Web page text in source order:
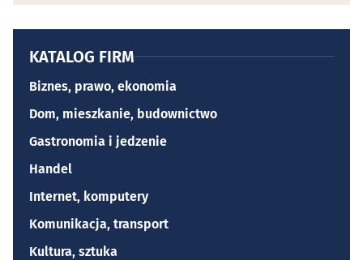
KATALOG FIRM
Biznes, prawo, ekonomia
Dom, mieszkanie, budownictwo
Gastronomia i jedzenie
Handel
Internet, komputery
Komunikacja, transport
Kultura, sztuka